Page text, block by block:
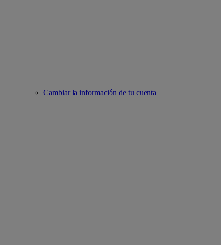
Cambiar la información de tu cuenta